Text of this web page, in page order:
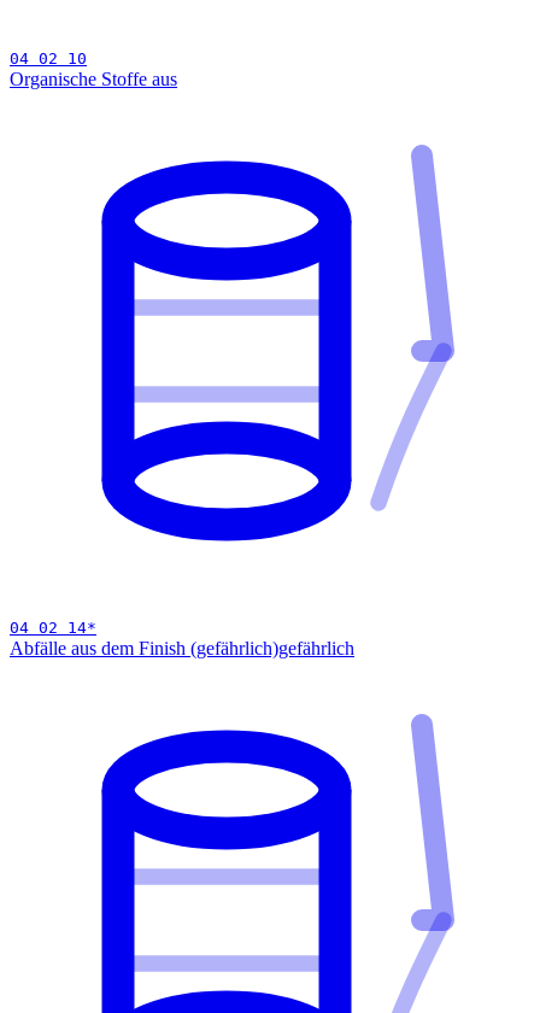
04 02 10
Organische Stoffe aus
04 02 14*
Abfälle aus dem Finish (gefährlich)gefährlich